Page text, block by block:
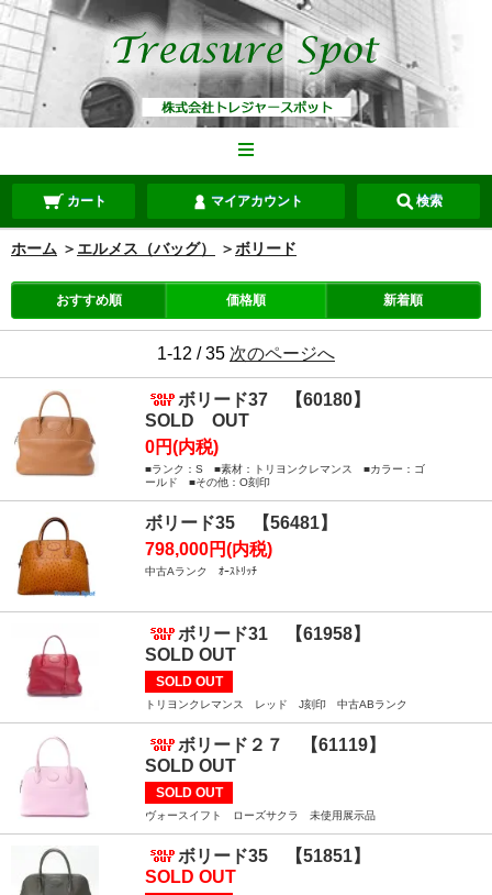
カート マイアカウント 検索
ホーム ＞ エルメス（バッグ） ＞ ボリード
おすすめ順 価格順 新着順
1-12 / 35 次のページへ
ボリード37 【60180】
SOLD OUT
0円(内税)
■ランク：S ■素材：トリヨンクレマンス ■カラー：ゴ
ールド ■その他：O刻印
ボリード35 【56481】
798,000円(内税)
中古Aランク ｵｰｽﾄﾘｯﾁ
ボリード31 【61958】
SOLD OUT
SOLD OUT
トリヨンクレマンス レッド J刻印 中古ABランク
ボリード２７ 【61119】
SOLD OUT
SOLD OUT
ヴォースイフト ローズサクラ 未使用展示品
ボリード35 【51851】
SOLD OUT